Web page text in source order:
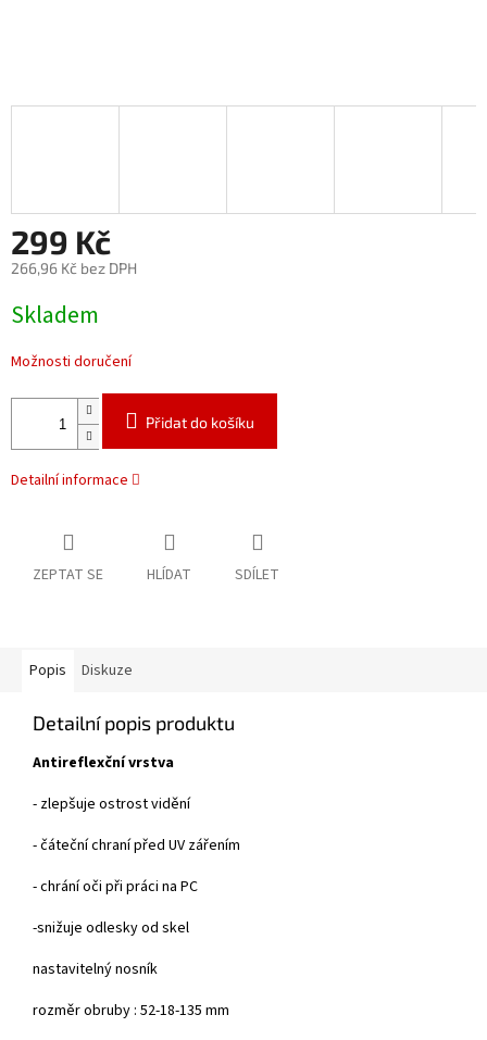
299 Kč
266,96 Kč bez DPH
cena:
Skladem
Možnosti doručení
Přidat do košíku
Detailní informace
ZEPTAT SE HLÍDAT SDÍLET
Popis Diskuze
Detailní popis produktu
Antireflexční vrstva
- zlepšuje ostrost vidění
- čáteční chraní před UV zářením
- chrání oči při práci na PC
-snižuje odlesky od skel
nastavitelný nosník
rozměr obruby : 52-18-135 mm